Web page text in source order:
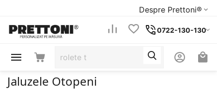
Despre Prettoni®
0722-130-130
Jaluzele Otopeni